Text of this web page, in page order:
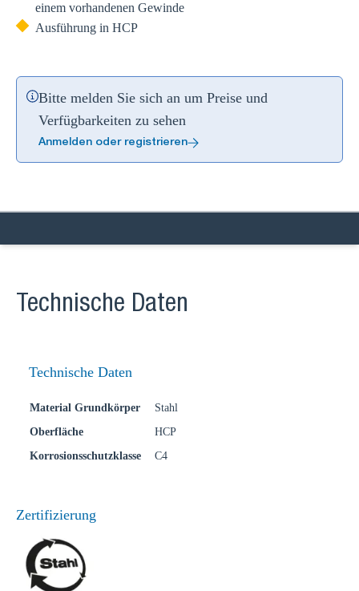
einem vorhandenen Gewinde
Ausführung in HCP
Bitte melden Sie sich an um Preise und
Verfügbarkeiten zu sehen
Anmelden oder registrieren
Technische Daten
Technische Daten
Material Grundkörper
Stahl
Oberfläche
HCP
Korrosionsschutzklasse
C4
Zertifizierung